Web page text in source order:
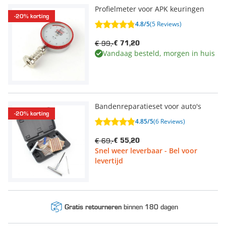
-20% korting
Profielmeter voor APK keuringen
4.8/5(5 Reviews)
€ 71,20
€ 99,-
Vandaag besteld, morgen in huis
-20% korting
Bandenreparatieset voor auto's
4.85/5(6 Reviews)
€ 55,20
€ 69,-
Snel weer leverbaar - Bel voor
levertijd
Gratis retournerenbinnen 180 dagen